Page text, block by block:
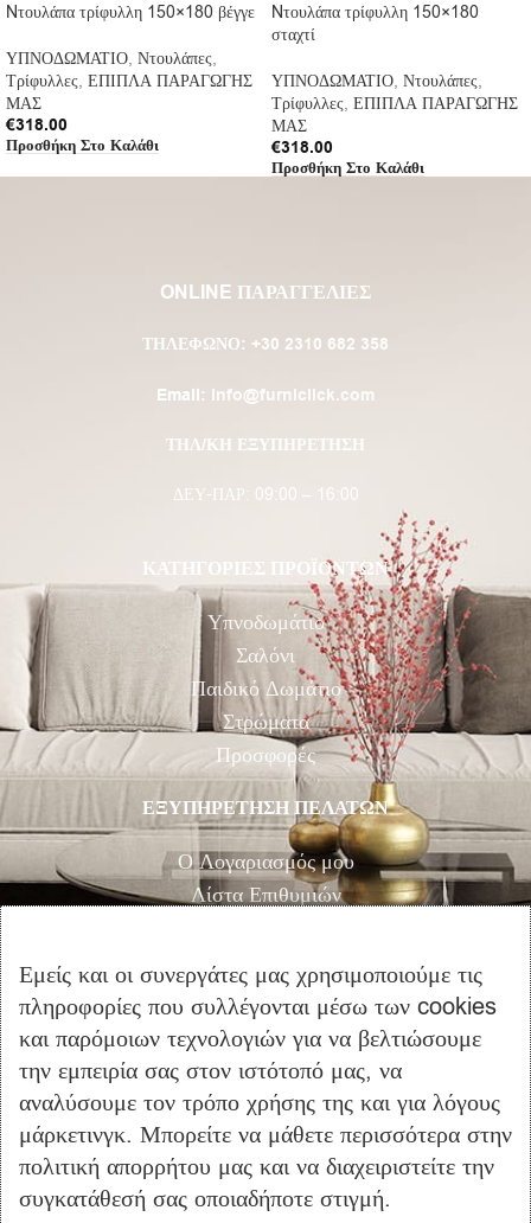
Nτουλάπα τρίφυλλη 150×180 βέγγε
ΥΠΝΟΔΩΜΑΤΙΟ, Ντουλάπες,
Τρίφυλλες, ΕΠΙΠΛΑ ΠΑΡΑΓΩΓΗΣ
ΜΑΣ
€318.00
Προσθήκη Στο Καλάθι
Nτουλάπα τρίφυλλη 150×180
σταχτί
ΥΠΝΟΔΩΜΑΤΙΟ, Ντουλάπες,
Τρίφυλλες, ΕΠΙΠΛΑ ΠΑΡΑΓΩΓΗΣ
ΜΑΣ
€318.00
Προσθήκη Στο Καλάθι
ONLINE ΠΑΡΑΓΓΕΛΙΕΣ
ΤΗΛΈΦΩΝΟ: +30 2310 682 358
Email: info@furniclick.com
ΤΗΛ/ΚΗ ΕΞΥΠΗΡΕΤΗΣΗ
ΔΕΥ-ΠΑΡ: 09:00 – 16:00
ΚΑΤΗΓΟΡΙΕΣ ΠΡΟΪΟΝΤΩΝ
Υπνοδωμάτιο
Σαλόνι
Παιδικό Δωμάτιο
Στρώματα
Προσφορές
ΕΞΥΠΗΡΕΤΗΣΗ ΠΕΛΑΤΩΝ
Ο Λογαριασμός μου
Λίστα Επιθυμιών
Καλάθι Αγορών
Επικοινωνία
ΠΛΗΡΟΦΟΡΙΕΣ
Όροι Χρήσης
Τρόποι Πληρωμής – Αποστολής
Προσωπικά Δεδομένα
Πολιτική Επιστροφής Προϊόντων
Εμείς και οι συνεργάτες μας χρησιμοποιούμε τις
πληροφορίες που συλλέγονται μέσω των cookies
και παρόμοιων τεχνολογιών για να βελτιώσουμε
την εμπειρία σας στον ιστότοπό μας, να
αναλύσουμε τον τρόπο χρήσης της και για λόγους
μάρκετινγκ. Μπορείτε να μάθετε περισσότερα στην
πολιτική απορρήτου μας και να διαχειριστείτε την
συγκατάθεσή σας οποιαδήποτε στιγμή.